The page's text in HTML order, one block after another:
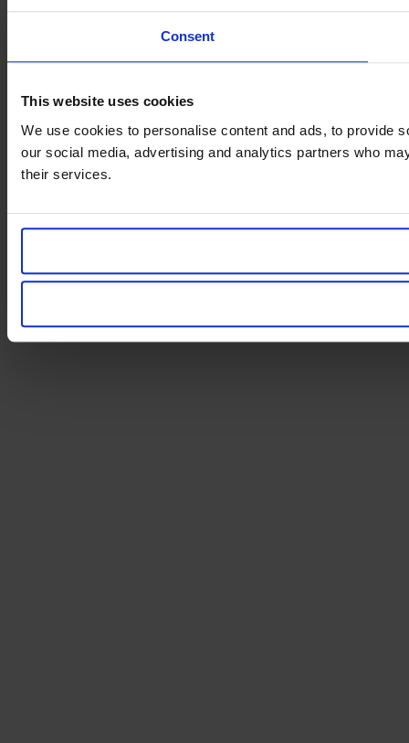
Consent
This website uses cookies
We use cookies to personalise content and ads, to provide
our social media, advertising and analytics partners who
their services.